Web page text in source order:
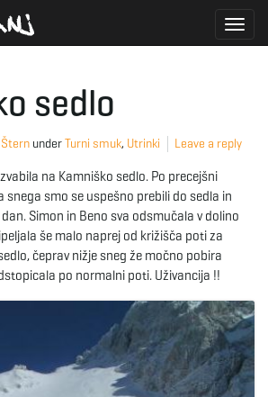
sedlo
underTurni smuk, Utrinki Leave a reply
na Kamniško sedlo. Po precejšni
snega smo se uspešno prebili do sedla in
Simon in Beno sva odsmučala v dolino
še malo naprej od križišča poti za
čeprav nižje sneg že močno pobira
po normalni poti. Uživancija !!